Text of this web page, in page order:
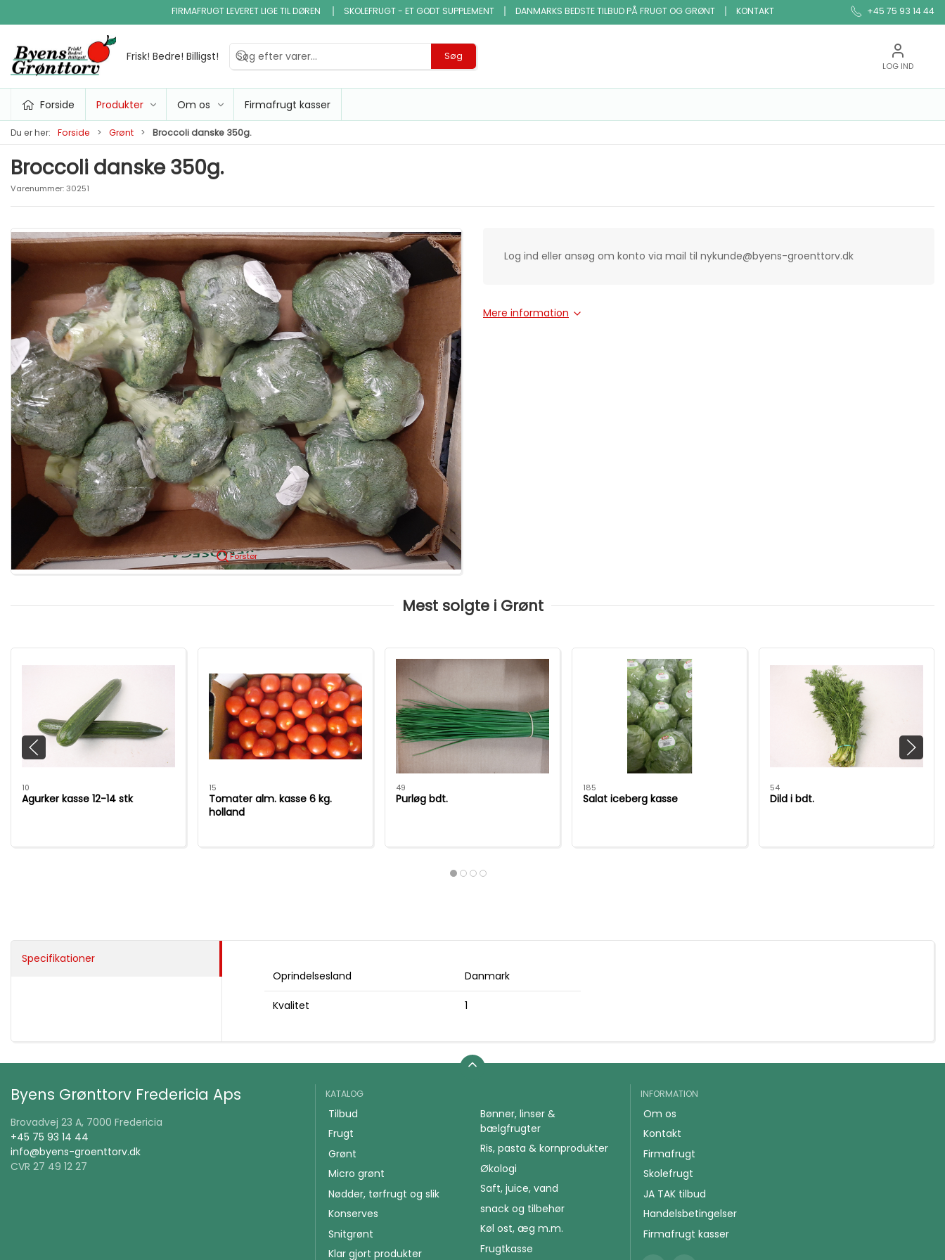
FIRMAFRUGT LEVERET LIGE TIL DØREN SKOLEFRUGT - ET GODT SUPPLEMENT DANMARKS BEDSTE TILBUD PÅ FRUGT OG GRØNT KONTAKT +45 75 93 14 44
Frisk! Bedre! Billigst! Søg
LOG IND
Forside Produkter Om os Firmafrugt kasser
Du er her: Forside Grønt Broccoli danske 350g.
Broccoli danske 350g.
Varenummer:30251
Forstør
Log ind eller ansøg om konto via mail til nykunde@byens-groenttorv.dk
Mere information
Mest solgte i Grønt
10
Agurker kasse 12-14 stk
15
Tomater alm. kasse 6 kg.
holland
49
Purløg bdt.
185
Salat iceberg kasse
54
Dild i bdt.
Specifikationer
Oprindelsesland
Danmark
Kvalitet 1
Byens Grønttorv Fredericia Aps
Brovadvej 23 A, 7000 Fredericia
+45 75 93 14 44
info@byens-groenttorv.dk
CVR 27 49 12 27
KATALOG
Tilbud
Frugt
Grønt
Micro grønt
Nødder, tørfrugt og slik
Konserves
Snitgrønt
Klar gjort produkter
Bønner, linser &
bælgfrugter
Ris, pasta & kornprodukter
Økologi
Saft, juice, vand
snack og tilbehør
Køl ost, æg m.m.
Frugtkasse
INFORMATION
Om os
Kontakt
Firmafrugt
Skolefrugt
JA TAK tilbud
Handelsbetingelser
Firmafrugt kasser